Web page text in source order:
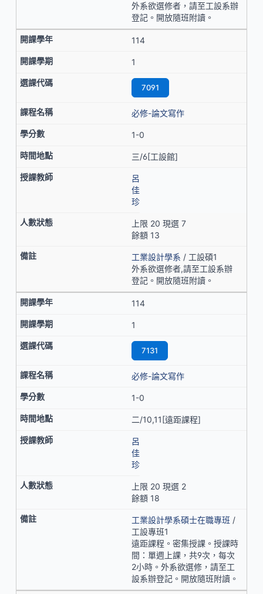
外系欲選修者，請至工設系辦
登記。開放隨班附讀。
114
1
7091
必修-論文寫作
1-0
三/6[工設館]
呂
佳
珍
上限 20 現選 7
餘額 13
工業設計學系 / 工設碩1
外系欲選修者,請至工設系辦
登記。開放隨班附讀。
114
1
7131
必修-論文寫作
1-0
二/10,11[遠距課程]
呂
佳
珍
上限 20 現選 2
餘額 18
工業設計學系碩士在職專班 /
工設專班1
遠距課程。密集授課。授課時
間：單週上課，共9次，每次
2小時。外系欲選修，請至工
設系辦登記。開放隨班附讀。